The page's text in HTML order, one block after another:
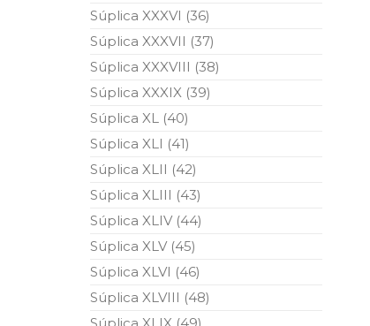
Súplica XXXVI (36)
Súplica XXXVII (37)
Súplica XXXVIII (38)
Súplica XXXIX (39)
Súplica XL (40)
Súplica XLI (41)
Súplica XLII (42)
Súplica XLIII (43)
Súplica XLIV (44)
Súplica XLV (45)
Súplica XLVI (46)
Súplica XLVIII (48)